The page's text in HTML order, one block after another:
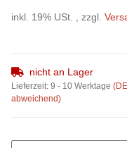
inkl. 19% USt. , zzgl.
nicht an Lager
Lieferzeit: 9 - 10 Werktage
abweichend)